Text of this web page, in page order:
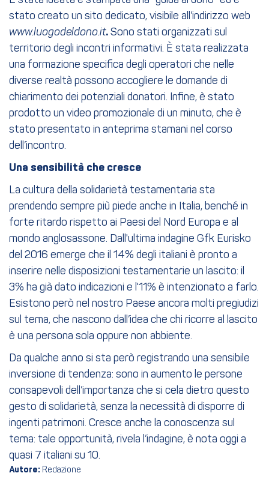
stato creato un sito dedicato, visibile all’indirizzo web
www.luogodeldono.it. Sono stati organizzati sul
territorio degli incontri informativi. È stata realizzata
una formazione specifica degli operatori che nelle
diverse realtà possono accogliere le domande di
chiarimento dei potenziali donatori. Infine, è stato
prodotto un video promozionale di un minuto, che è
stato presentato in anteprima stamani nel corso
dell’incontro.
Una sensibilità che cresce
La cultura della solidarietà testamentaria sta
prendendo sempre più piede anche in Italia, benché in
forte ritardo rispetto ai Paesi del Nord Europa e al
mondo anglosassone. Dall'ultima indagine Gfk Eurisko
del 2016 emerge che il 14% degli italiani è pronto a
inserire nelle disposizioni testamentarie un lascito: il
3% ha già dato indicazioni e l'11% è intenzionato a farlo.
Esistono però nel nostro Paese ancora molti pregiudizi
sul tema, che nascono dall’idea che chi ricorre al lascito
è una persona sola oppure non abbiente.
Da qualche anno si sta però registrando una sensibile
inversione di tendenza: sono in aumento le persone
consapevoli dell’importanza che si cela dietro questo
gesto di solidarietà, senza la necessità di disporre di
ingenti patrimoni. Cresce anche la conoscenza sul
tema: tale opportunità, rivela l’indagine, è nota oggi a
quasi 7 italiani su 10.
Autore: Redazione